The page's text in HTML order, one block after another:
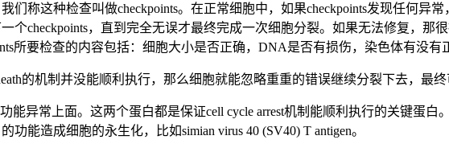
称这种检查叫做checkpoints。在正常细胞中，如果checkpoints发现任何异
个checkpoints，直到完全无误才最终完成一次细胞分裂。如果无法修复，那
所要检查的内容包括：细胞大小是否正确，DNA是否有损伤，染色体有没有
的机制并没能顺利执行，那么细胞就能忽略重重的错误继续分裂下去，最终
能异常上面。这两个蛋白都是保证cell cycle arrest机制能顺利执行的关键蛋
能造成细胞的永生化，比如simian virus 40 (SV40) T antigen。